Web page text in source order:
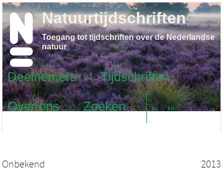
Deelnemers
Tijdschriften
Over ons
Zoeken NL EN
Natuurtijdschriften
Toegang tot tijdschriften over de Nederlandse
natuur
Onbekend 2013